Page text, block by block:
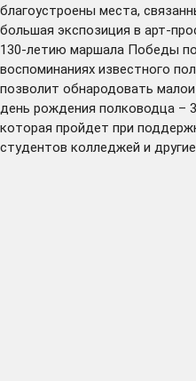
благоустроены места,
большая экспозиция в арт-
130-летию маршала Победы
воспоминаниях известного
позволит обнародовать
день рождения полководца –
которая пройдет при
студентов колледжей и